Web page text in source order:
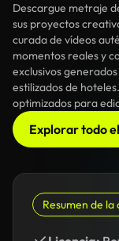
Descargue metraje
sus proyectos
curada de vídeos
momentos reales y
exclusivos
estilizados de
optimizados para
Explorar todo
Resumen de la